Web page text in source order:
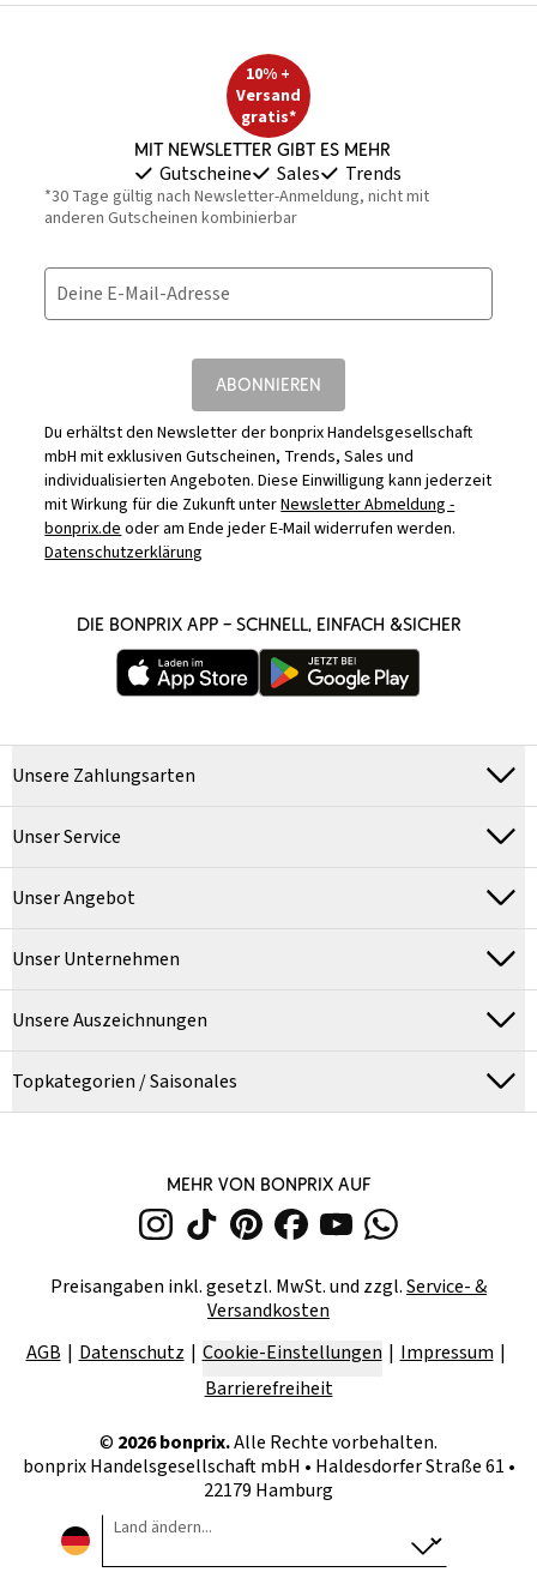
10% +
Versand
gratis*
Mit Newsletter gibt es mehr
Gutscheine Sales Trends
*30 Tage gültig nach Newsletter-Anmeldung, nicht mit
anderen Gutscheinen kombinierbar
Deine E-Mail-Adresse
ABONNIEREN
Du erhältst den Newsletter der bonprix Handelsgesellschaft
mbH mit exklusiven Gutscheinen, Trends, Sales und
individualisierten Angeboten. Diese Einwilligung kann jederzeit
mit Wirkung für die Zukunft unterNewsletter Abmeldung -
bonprix.deoder am Ende jeder E-Mail widerrufen werden.
Datenschutzerklärung
DIE BONPRIX APP – SCHNELL, EINFACH &SICHER
Unsere Zahlungsarten
Unser Service
Unser Angebot
Unser Unternehmen
Unsere Auszeichnungen
Topkategorien / Saisonales
MEHR VON BONPRIX AUF
Preisangaben inkl. gesetzl. MwSt. und zzgl.Service- &
Versandkosten
AGB
Datenschutz Cookie-Einstellungen
Impressum
Barrierefreiheit
© 2026bonprix.Alle Rechte vorbehalten.
bonprix Handelsgesellschaft mbH • Haldesdorfer Straße 61 •
22179 Hamburg
Land ändern...